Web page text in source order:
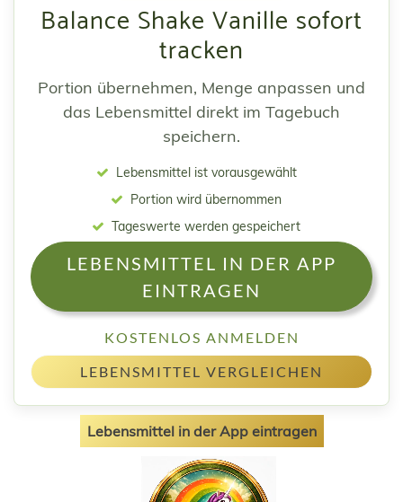
Balance Shake Vanille sofort
tracken
Portion übernehmen, Menge anpassen und
das Lebensmittel direkt im Tagebuch
speichern.
Lebensmittel ist vorausgewählt
Portion wird übernommen
Tageswerte werden gespeichert
LEBENSMITTEL IN DER APP
EINTRAGEN
KOSTENLOS ANMELDEN
LEBENSMITTEL VERGLEICHEN
Lebensmittel in der App eintragen